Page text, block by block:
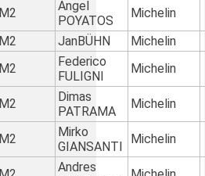
M2
Angel
POYATOS
Michelin
M2 JanBÜHN
Michelin
M2
Federico
FULIGNI
Michelin
M2
Dimas
PATRAMA
Michelin
M2
Mirko
GIANSANTI
Michelin
Andres